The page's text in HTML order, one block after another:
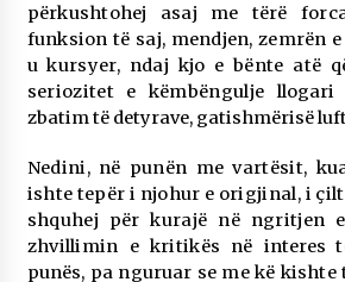
përkushtohej asaj me tërë
funksion të saj, mendjen, zemrën e
u kursyer, ndaj kjo e bënte atë
seriozitet e këmbënguljellogari
zbatim të detyrave, gatishmërisë
Nedini, në punën me vartësit,
ishte tepër i njohur e origjinal, i
shquhej për kurajë në ngritjen
zhvillimin e kritikës në interes
punës, pa nguruar se me kë kishte